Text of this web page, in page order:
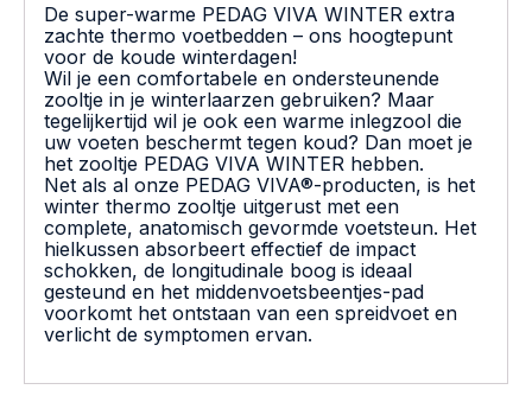
De super-warme PEDAG VIVA WINTER extra
zachte thermo voetbedden – ons hoogtepunt
voor de koude winterdagen!
Wil je een comfortabele en ondersteunende
zooltje in je winterlaarzen gebruiken? Maar
tegelijkertijd wil je ook een warme inlegzool die
uw voeten beschermt tegen koud? Dan moet je
het zooltje PEDAG VIVA WINTER hebben.
Net als al onze PEDAG VIVA®-producten, is het
winter thermo zooltje uitgerust met een
complete, anatomisch gevormde voetsteun. Het
hielkussen absorbeert effectief de impact
schokken, de longitudinale boog is ideaal
gesteund en het middenvoetsbeentjes-pad
voorkomt het ontstaan van een spreidvoet en
verlicht de symptomen ervan.